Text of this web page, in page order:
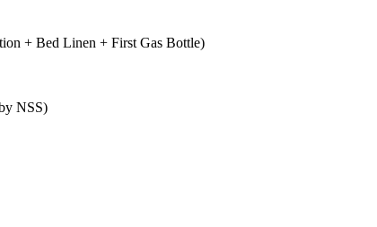
+ Bed Linen + First Gas Bottle)
NSS)